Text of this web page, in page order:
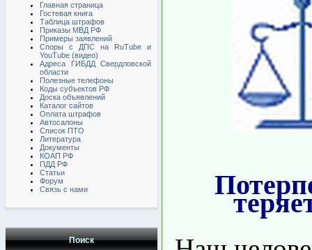
Главная страница
Гостевая книга
Таблица штрафов
Приказы МВД РФ
Примеры заявлений
Споры с ДПС на RuTube и
YouTube (видео)
Адреса ГИБДД Свердловской
области
Полезные телефоны
Коды субъектов РФ
Доска объявлений
Каталог сайтов
Оплата штрафов
Автосалоны
Список ПТО
Литература
Документы
КОАП РФ
ПДД РФ
Статьи
Форум
Связь с нами
Поиск